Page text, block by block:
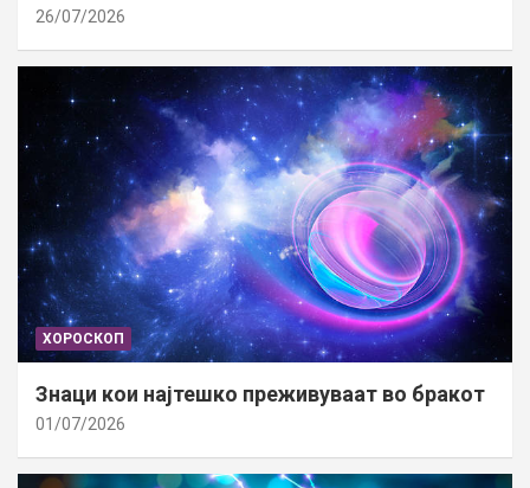
26/07/2026
ХОРОСКОП
Знаци кои најтешко преживуваат во бракот
01/07/2026